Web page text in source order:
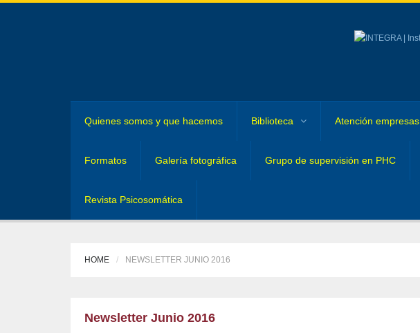
Quienes somos y que hacemos Biblioteca Atención empresas
Formatos Galería fotográfica Grupo de supervisión en PHC
Revista Psicosomática
HOME NEWSLETTER JUNIO 2016
Newsletter Junio 2016